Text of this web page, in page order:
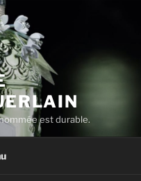
est durable.